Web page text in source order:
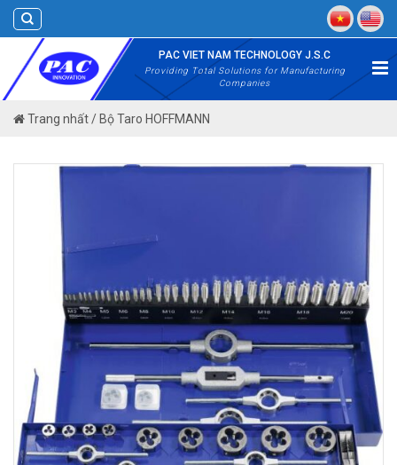
Skip
to
content
PAC VIET NAM TECHNOLOGY J.S.C
Providing Total Solutions for Manufacturing
Companies
Trang nhất/ Bộ Taro HOFFMANN